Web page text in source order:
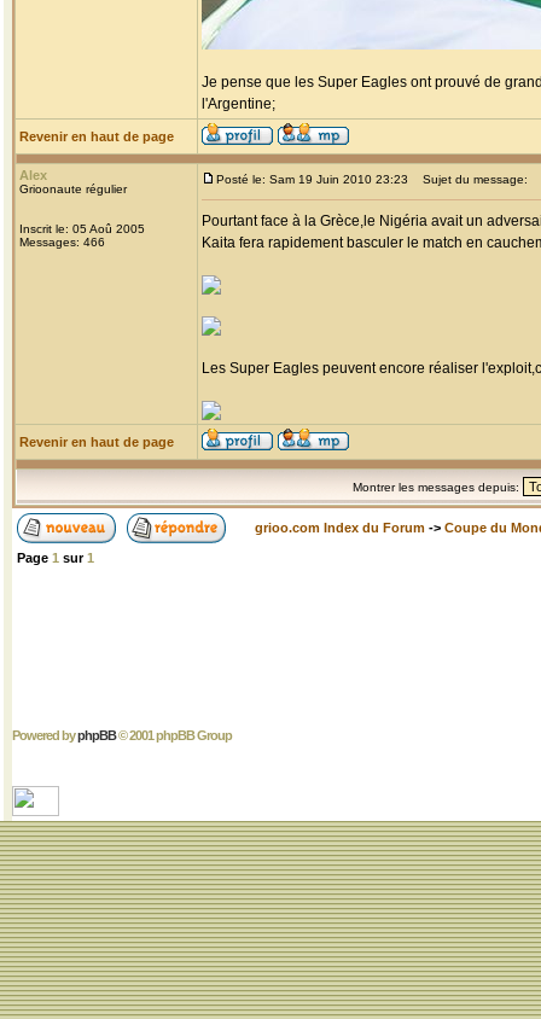
Je pense que les Super Eagles ont prouvé de
l'Argentine;
Revenir en haut de page
Alex
Grioonaute régulier
Inscrit le: 05 Aoû 2005
Messages: 466
Posté le: Sam 19 Juin 2010 23:23 Sujet du message:
Pourtant face à la Grèce,le Nigéria avait un
Kaita fera rapidement basculer le match en
Les Super Eagles peuvent encore réaliser
Revenir en haut de page
Montrer les messages depuis:
grioo.com Index du Forum -> Coupe du
Page 1 sur1
Powered byphpBB© 2001 phpBB Group